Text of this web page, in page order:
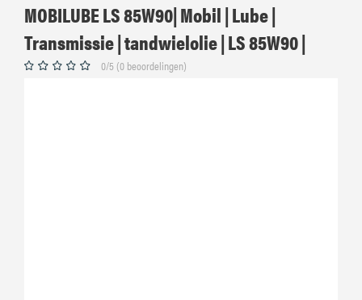
MOBILUBE LS 85W90| Mobil | Lube |
Transmissie | tandwielolie | LS 85W90 |
0/5 (0 beoordelingen)